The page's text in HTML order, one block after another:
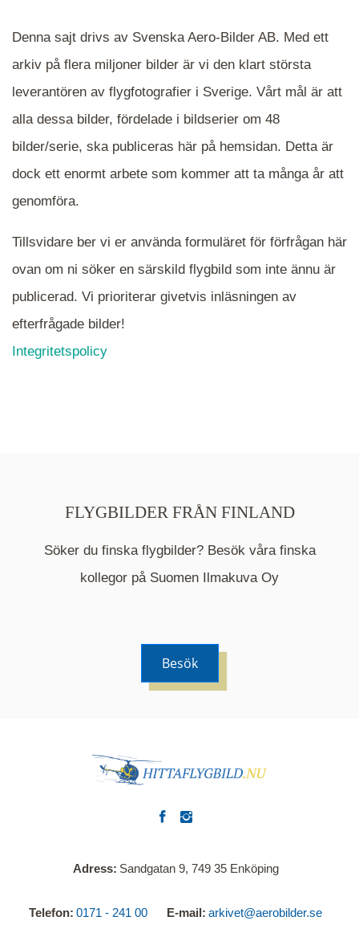
När du ser blåa, röda eller gröna mappar är det
en serie i varje. Dra i kartan för att komma
närmare det område Du söker och klicka på
mappen.
Mappen är en medelpunkt över fotat område och
kommer nu visa de fastigheter som finns just här.
Denna sajt drivs av Svenska Aero-Bilder AB. Med ett
arkiv på flera miljoner bilder är vi den klart största
leverantören av flygfotografier i Sverige. Vårt mål är att
alla dessa bilder, fördelade i bildserier om 48
bilder/serie, ska publiceras här på hemsidan. Detta är
dock ett enormt arbete som kommer att ta många år att
genomföra.
Tillsvidare ber vi er använda formuläret för förfrågan här
ovan om ni söker en särskild flygbild som inte ännu är
publicerad. Vi prioriterar givetvis inläsningen av
efterfrågade bilder!
Integritetspolicy
FLYGBILDER FRÅN FINLAND
Söker du finska flygbilder? Besök våra finska
kollegor på Suomen Ilmakuva Oy
Besök
Adress Sandgatan 9, 749 35 Enköping
Telefon 0171 - 241 00 E-mail arkivet@aerobilder.se